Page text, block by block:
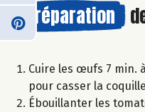
Préparation
Cuire les œufs 7 min.
pour casser la
Ébouillanter les